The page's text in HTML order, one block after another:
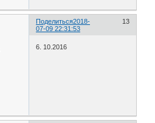
Поделиться 13
2018-
07-09 22:31:53
6. 10.2016